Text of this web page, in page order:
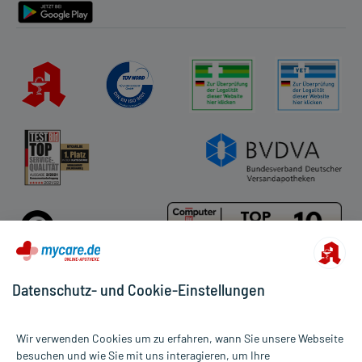
Bewertungen mit durchschnittlich 4,4 von 5 Sternen abgegeben.
Datenschutz- und Cookie-Einstellungen
Wir verwenden Cookies um zu erfahren, wann Sie unsere Webseite
besuchen und wie Sie mit uns interagieren, um Ihre